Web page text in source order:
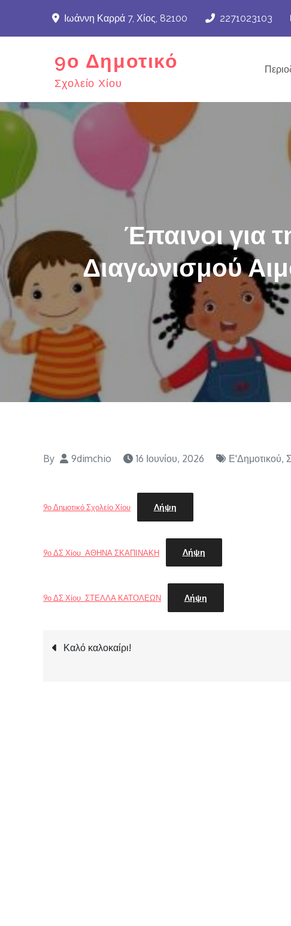
Ιωάννη Καρρά 7, Χίος, 82100 2271023103
9ο Δημοτικό
Σχολείο Χίου
Έπαινοι για
Διαγωνισμού
By 9dimchio 16 Ιουνίου, 2026 Ε'Δημοτικού,
9ο Δημοτικό Σχολείο Χίου Λήψη
9ο ΔΣ Χίου_ΑΘΗΝΑ ΣΚΑΠΙΝΑΚΗ Λήψη
9ο ΔΣ Χίου_ΣΤΕΛΛΑ ΚΑΤΟΛΕΩΝ Λήψη
Πλοήγηση
Καλό καλοκαίρι!